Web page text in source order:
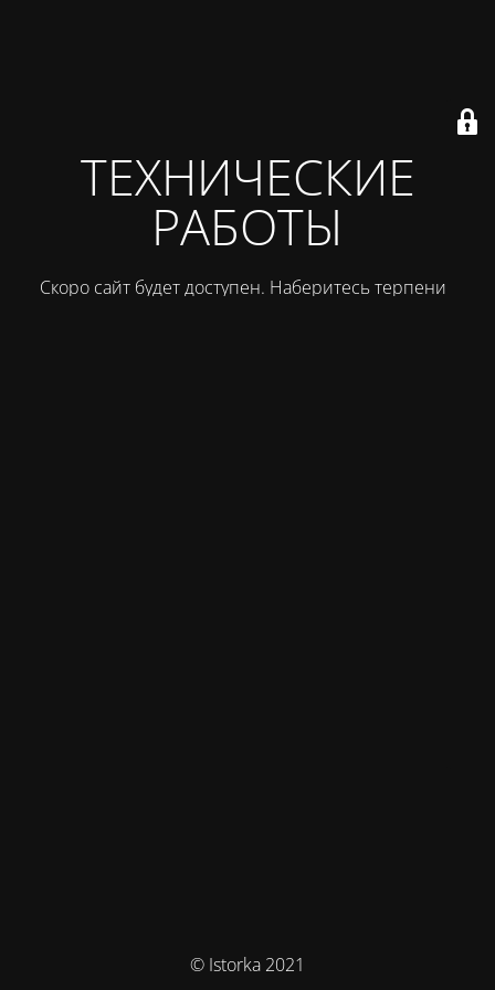
ТЕХНИЧЕСКИЕ
РАБОТЫ
Скоро сайт будет доступен. Наберитесь терпения
© Istorka 2021